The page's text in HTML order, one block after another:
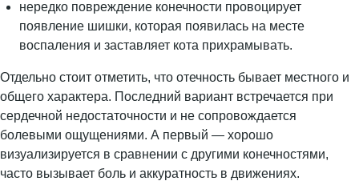
нередко повреждение конечности провоцирует
появление шишки, которая появилась на месте
воспаления и заставляет кота прихрамывать.
Отдельно стоит отметить, что отечность бывает местного и
общего характера. Последний вариант встречается при
сердечной недостаточности и не сопровождается
болевыми ощущениями. А первый — хорошо
визуализируется в сравнении с другими конечностями,
часто вызывает боль и аккуратность в движениях.